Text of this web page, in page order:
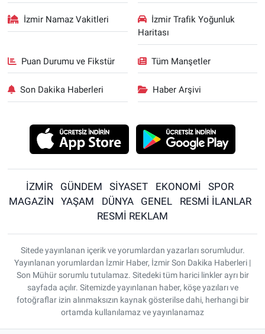
İzmir Namaz Vakitleri
İzmir Trafik Yoğunluk
Haritası
Puan Durumu ve Fikstür Tüm Manşetler
Son Dakika Haberleri Haber Arşivi
İZMİR GÜNDEM SİYASET EKONOMİ
SPOR
MAGAZİN
YAŞAM DÜNYA GENEL
RESMİ İLANLAR
RESMİ REKLAM
Sitede yayınlanan içerik ve yorumlardan yazarları sorumludur.
Yayınlanan yorumlardan İzmir Haber, İzmir Son Dakika Haberleri |
Son Mühür sorumlu tutulamaz. Sitedeki tüm harici linkler ayrı bir
sayfada açılır. Sitemizde yayınlanan haber, köşe yazıları ve
fotoğraflar izin alınmaksızın kaynak gösterilse dahi, herhangi bir
ortamda kullanılamaz ve yayınlanamaz